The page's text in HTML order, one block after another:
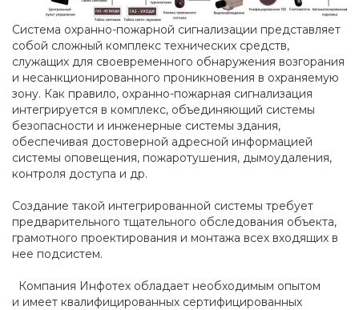
Система охранно-пожарной сигнализации представляет
собой сложный комплекс технических средств,
служащих для своевременного обнаружения возгорания
и несанкционированного проникновения в охраняемую
зону. Как правило, охранно-пожарная сигнализация
интегрируется в комплекс, объединяющий системы
безопасности и инженерные системы здания,
обеспечивая достоверной адресной информацией
системы оповещения, пожаротушения, дымоудаления,
контроля доступа и др.
Создание такой интегрированной системы требует
предварительного тщательного обследования объекта,
грамотного проектирования и монтажа всех входящих в
нее подсистем.
Компания Инфотех обладает необходимым опытом
и имеет квалифицированных сертифицированных